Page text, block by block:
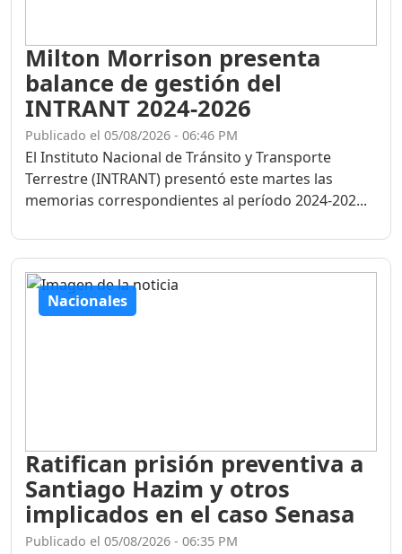
Milton Morrison presenta
balance de gestión del
INTRANT 2024-2026
Publicado el 05/08/2026 - 06:46 PM
El Instituto Nacional de Tránsito y Transporte
Terrestre (INTRANT) presentó este martes las
memorias correspondientes al período 2024-202...
Nacionales
Ratifican prisión preventiva a
Santiago Hazim y otros
implicados en el caso Senasa
Publicado el 05/08/2026 - 06:35 PM